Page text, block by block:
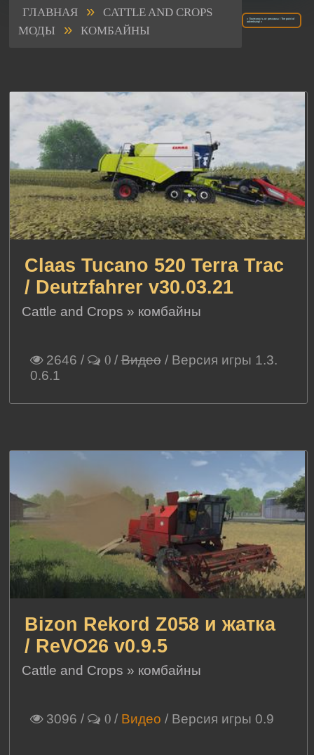
ГЛАВНАЯ »
CATTLE AND CROPS
МОДЫ
» КОМБАЙНЫ
« Полезность от рекламы / The point of
advertising! »
Claas Tucano 520 Terra Trac
/ Deutzfahrer v30.03.21
Cattle and Crops » комбайны
2646 / 0 /Видео/ Версия игры 1.3.
0.6.1
Bizon Rekord Z058 и жатка
/ ReVO26 v0.9.5
Cattle and Crops » комбайны
3096 / 0 / Видео / Версия игры 0.9